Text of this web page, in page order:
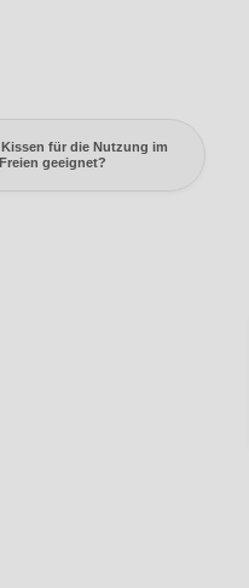
für die Nutzung im
Freien geeignet?